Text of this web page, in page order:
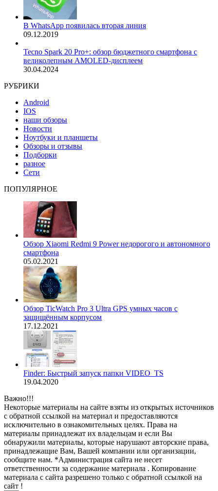
В WhatsApp появилась вторая линия
09.12.2019
Tecno Spark 20 Pro+: обзор бюджетного смартфона с
великолепным AMOLED-дисплеем
30.04.2024
РУБРИКИ
Android
IOS
наши обзоры
Новости
Ноутбуки и планшеты
Обзоры и отзывы
Подборки
разное
Сети
ПОПУЛЯРНОЕ
Обзор Xiaomi Redmi 9 Power недорогого и автономного
смартфона
05.02.2021
Обзор TicWatch Pro 3 Ultra GPS умных часов с
защищённым корпусом
17.12.2021
Finder: Быстрый запуск папки VIDEO_TS
19.04.2020
Важно!!!
Некоторые материалы на сайте взяты из открытых источников
с обратной ссылкой на материал и предоставляются
исключительно в ознакомительных целях. Права на
материалы принадлежат их владельцам и если Вы
обнаружили материалы, которые нарушают авторские права,
принадлежащие Вам, Вашей компании или организации,
сообщите нам. *Администрация сайта не несет
ответственности за содержание материала . Копирование
материала с сайта разрешено только с обратной ссылкой на
сайт !